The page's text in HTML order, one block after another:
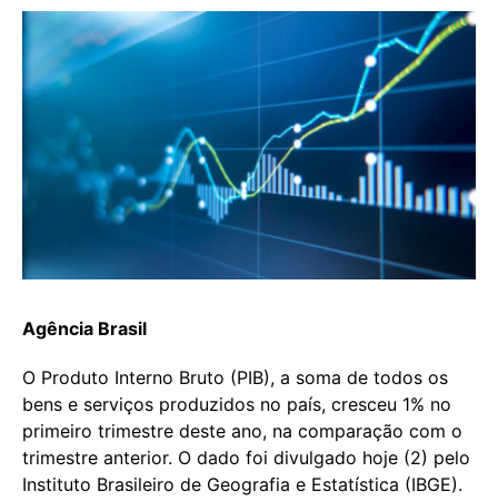
Agência Brasil
O Produto Interno Bruto (PIB), a soma de todos os
bens e serviços produzidos no país, cresceu 1% no
primeiro trimestre deste ano, na comparação com o
trimestre anterior. O dado foi divulgado hoje (2) pelo
Instituto Brasileiro de Geografia e Estatística (IBGE).